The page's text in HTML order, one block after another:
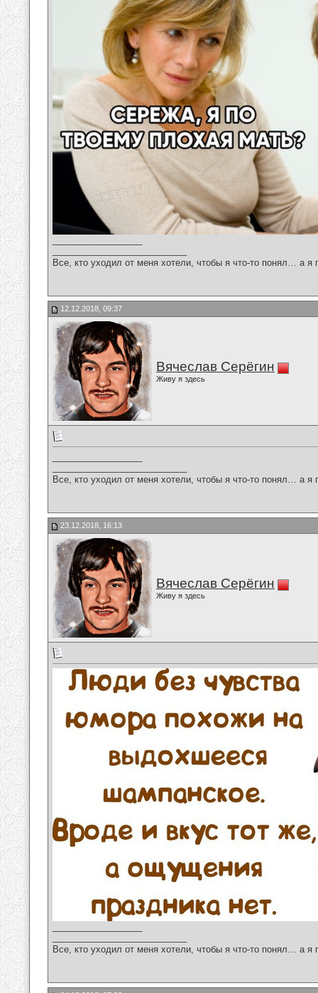
Все, кто уходил от меня хотели, чтобы я что-то понял… а
12.12.2018, 09:37
Вячеслав Серёгин
Живу я здесь
Все, кто уходил от меня хотели, чтобы я что-то понял… а
23.12.2018, 16:13
Вячеслав Серёгин
Живу я здесь
Все, кто уходил от меня хотели, чтобы я что-то понял… а